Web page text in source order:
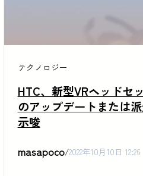
テクノロジー
HTC、新型VRヘッドセ
のアップデートまたは
示唆
masapoco/2022年10月10日 12:26